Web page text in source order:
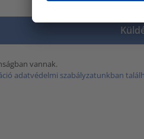
vannak.
adatvédelmi szabályzatunkban